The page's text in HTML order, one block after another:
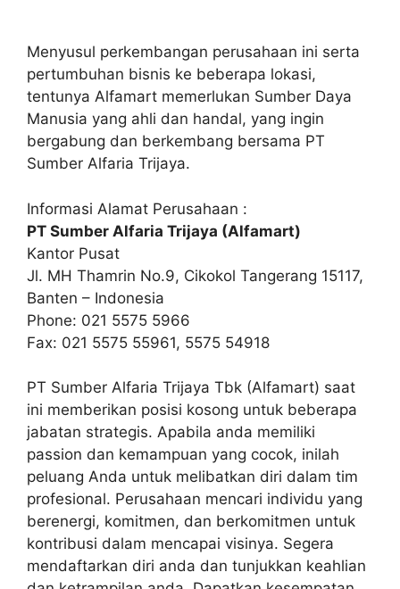
Menyusul perkembangan perusahaan ini serta
pertumbuhan bisnis ke beberapa lokasi,
tentunya Alfamart memerlukan Sumber Daya
Manusia yang ahli dan handal, yang ingin
bergabung dan berkembang bersama PT
Sumber Alfaria Trijaya.
Informasi Alamat Perusahaan :
PT Sumber Alfaria Trijaya (Alfamart)
Kantor Pusat
Jl. MH Thamrin No.9, Cikokol Tangerang 15117,
Banten – Indonesia
Phone: 021 5575 5966
Fax: 021 5575 55961, 5575 54918
PT Sumber Alfaria Trijaya Tbk (Alfamart) saat
ini memberikan posisi kosong untuk beberapa
jabatan strategis. Apabila anda memiliki
passion dan kemampuan yang cocok, inilah
peluang Anda untuk melibatkan diri dalam tim
profesional. Perusahaan mencari individu yang
berenergi, komitmen, dan berkomitmen untuk
kontribusi dalam mencapai visinya. Segera
mendaftarkan diri anda dan tunjukkan keahlian